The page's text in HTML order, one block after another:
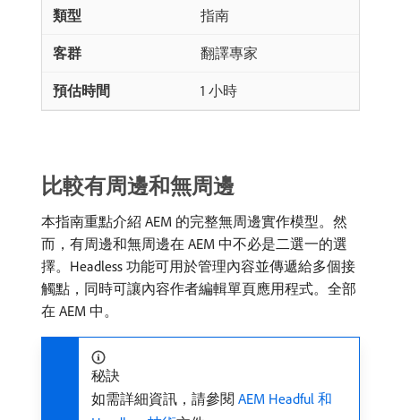
指南
翻譯專家
1 小時
比較有周邊和無周邊
本指南重點介紹 AEM 的完整無周邊實作模型。然
而，有周邊和無周邊在 AEM 中不必是二選一的選
擇。Headless 功能可用於管理內容並傳遞給多個接
觸點，同時可讓內容作者編輯單頁應用程式。全部
在 AEM 中。
秘訣
如需詳細資訊，請參閱 AEM Headful 和